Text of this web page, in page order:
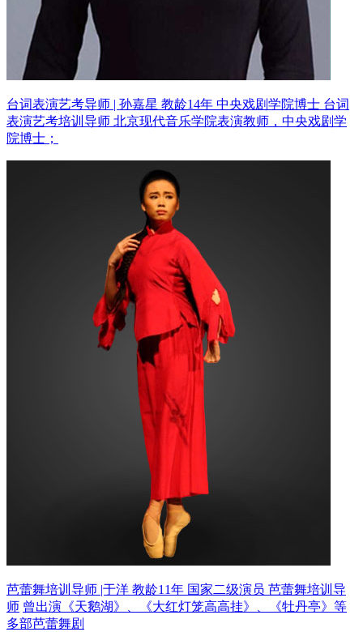
台词表演艺考导师 | 孙嘉星 教龄14年 中央戏剧学院博士 台词
表演艺考培训导师 北京现代音乐学院表演教师，中央戏剧学
院博士；
芭蕾舞培训导师 |于洋 教龄11年 国家二级演员 芭蕾舞培训导
师 曾出演《天鹅湖》、《大红灯笼高高挂》、《牡丹亭》等
多部芭蕾舞剧